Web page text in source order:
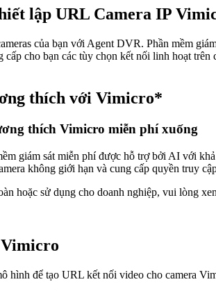
lập URL Camera IP
của bạn với Agent DVR. Phần mềm
cho bạn các tùy chọn kết nối linh hoạt
thích với Vimicro*
thích Vimicro miễn phí xuống
giám sát miễn phí được hỗ trợ bởi AI với
không giới hạn và cung cấp quyền truy
hoặc sử dụng cho doanh nghiệp, vui lòng
hình để tạo URL kết nối video cho camera